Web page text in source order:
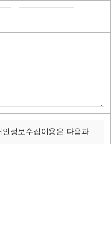
-
정보수집이용은 다음과